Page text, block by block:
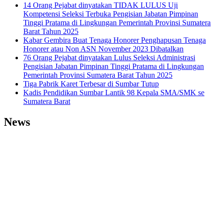
14 Orang Pejabat dinyatakan TIDAK LULUS Uji
Kompetensi Seleksi Terbuka Pengisian Jabatan Pimpinan
Tinggi Pratama di Lingkungan Pemerintah Provinsi Sumatera
Barat Tahun 2025
Kabar Gembira Buat Tenaga Honorer Penghapusan Tenaga
Honorer atau Non ASN November 2023 Dibatalkan
76 Orang Pejabat dinyatakan Lulus Seleksi Administrasi
Pengisian Jabatan Pimpinan Tinggi Pratama di Lingkungan
Pemerintah Provinsi Sumatera Barat Tahun 2025
Tiga Pabrik Karet Terbesar di Sumbar Tutup
Kadis Pendidikan Sumbar Lantik 98 Kepala SMA/SMK se
Sumatera Barat
News